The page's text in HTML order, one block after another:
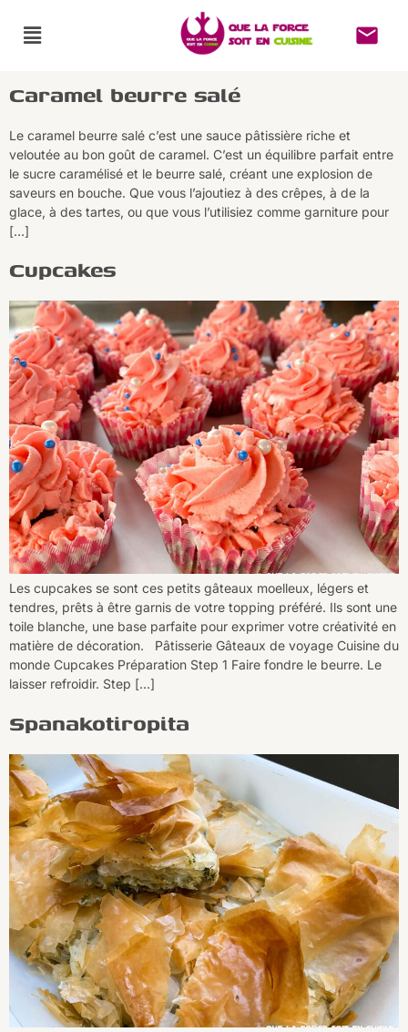
Caramel beurre salé
Le caramel beurre salé c’est une sauce pâtissière riche et
veloutée au bon goût de caramel. C’est un équilibre parfait entre
le sucre caramélisé et le beurre salé, créant une explosion de
saveurs en bouche. Que vous l’ajoutiez à des crêpes, à de la
glace, à des tartes, ou que vous l’utilisiez comme garniture pour
[…]
Cupcakes
Les cupcakes se sont ces petits gâteaux moelleux, légers et
tendres, prêts à être garnis de votre topping préféré. Ils sont une
toile blanche, une base parfaite pour exprimer votre créativité en
matière de décoration. Pâtisserie Gâteaux de voyage Cuisine du
monde Cupcakes Préparation Step 1 Faire fondre le beurre. Le
laisser refroidir. Step […]
Spanakotiropita